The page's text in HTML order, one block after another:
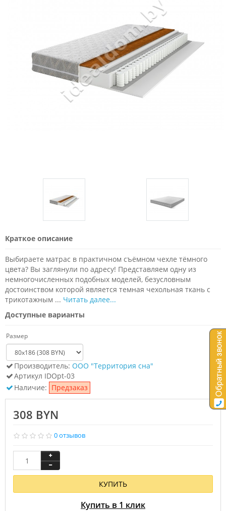
Краткое описание
Выбираете матрас в практичном съёмном чехле тёмного
цвета? Вы заглянули по адресу! Представляем одну из
немногочисленных подобных моделей, безусловным
достоинством которой является темная чехольная ткань с
трикотажным ... Читать далее...
Доступные варианты
Размер
Производитель: ООО "Территория сна"
Артикул IDOpt-03
Наличие: Предзаказ
308 BYN
0 отзывов
КУПИТЬ
Купить в 1 клик